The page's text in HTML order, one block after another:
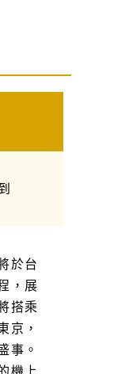
於台
，展
搭乘
京，
事。